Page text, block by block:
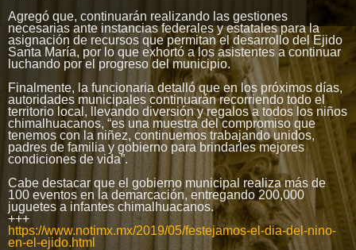
Agregó que, continuarán realizando las gestiones
necesarias ante instancias federales y estatales para la
asignación de recursos que permitan el desarrollo del Ejido
Santa María, por lo que exhortó a los asistentes a continuar
luchando por el progreso del municipio.
Finalmente, la funcionaria detalló que en los próximos días,
autoridades municipales continuarán recorriendo todo el
territorio local, llevando diversión y regalos a todos los niños
chimalhuacanos, “es una muestra del compromiso que
tenemos con la niñez, continuemos trabajando unidos,
padres de familia y gobierno para brindarles mejores
condiciones de vida”.
Cabe destacar que el gobierno municipal realiza más de
100 eventos en la demarcación, entregando 200,000
juguetes a infantes chimalhuacanos.
+++
https://www.notimx.mx/2019/05/festejamos-el-dia-del-nino-
en-el-ejido.html